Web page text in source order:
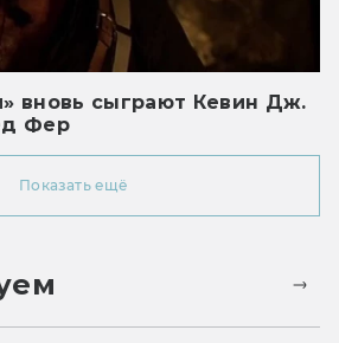
вновь сыграют Кевин Дж.
Фер
Показать ещё